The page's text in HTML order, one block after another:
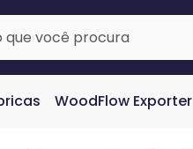
WoodFlow Exporter